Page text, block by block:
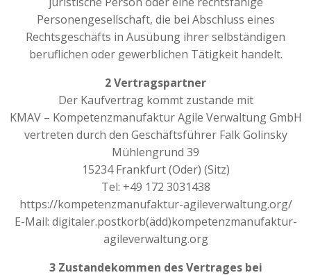
Personengesellschaft, die bei Abschluss eines
Rechtsgeschäfts in Ausübung ihrer selbständigen
beruflichen oder gewerblichen Tätigkeit handelt.
2 Vertragspartner
Der Kaufvertrag kommt zustande mit
KMAV – Kompetenzmanufaktur Agile Verwaltung GmbH
vertreten durch den Geschäftsführer Falk Golinsky
Mühlengrund 39
15234 Frankfurt (Oder) (Sitz)
Tel: +49 172 3031438
https://kompetenzmanufaktur-agileverwaltung.org/
E-Mail: digitaler.postkorb(ädd)kompetenzmanufaktur-
agileverwaltung.org
3 Zustandekommen des Vertrages bei